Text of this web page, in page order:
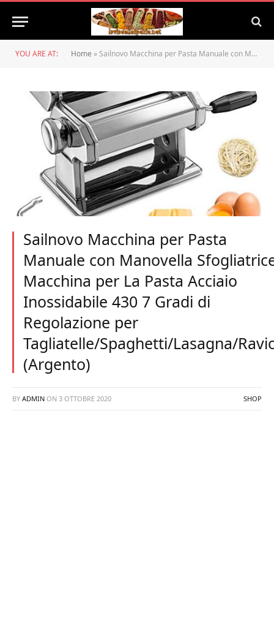
YOU ARE AT: Home »Sailnovo Macchina per Pasta Manuale con Manovella Sfogliatrice, Macchina per La Pasta Acciaio Inossidabile 430 7 Gradi di Regolazione per Tagliatelle/Spaghetti/Lasagna/Ravioli (Argento)
Sailnovo Macchina per Pasta
Manuale con Manovella
Macchina per La Pasta Acciaio
Inossidabile 430 7 Gradi di
Regolazione per
Tagliatelle/Spaghetti/Lasagna/
(Argento)
BY ADMIN ON 3 OTTOBRE 2020 SHOP